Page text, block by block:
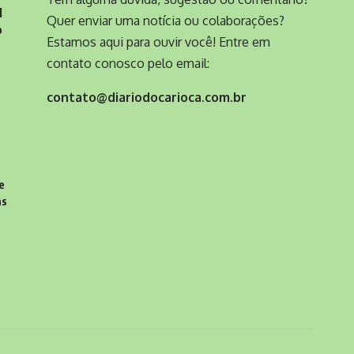
Quer enviar uma notícia ou colaborações?
Estamos aqui para ouvir você! Entre em
contato conosco pelo email:
contato@diariodocarioca.com.br